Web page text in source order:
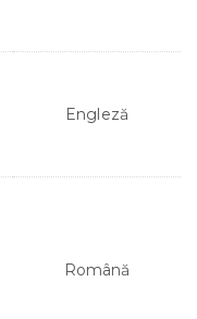
Engleză
Română